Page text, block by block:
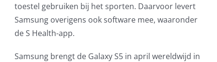
toestel gebruiken bij het sporten. Daarvoor levert
Samsung overigens ook software mee, waaronder
de S Health-app.
Samsung brengt de Galaxy S5 in april wereldwijd in